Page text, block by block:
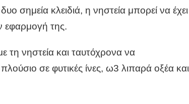
σημεία κλειδιά, η νηστεία μπορεί να έχει
εφαρμογή της.
νηστεία και ταυτόχρονα να
πλούσιο σε φυτικές ίνες, ω3 λιπαρά οξέα και